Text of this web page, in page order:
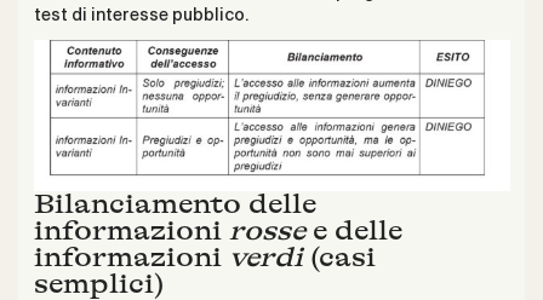
test di interesse pubblico.
Bilanciamento delle
informazioni rosse e delle
informazioni verdi (casi
semplici)